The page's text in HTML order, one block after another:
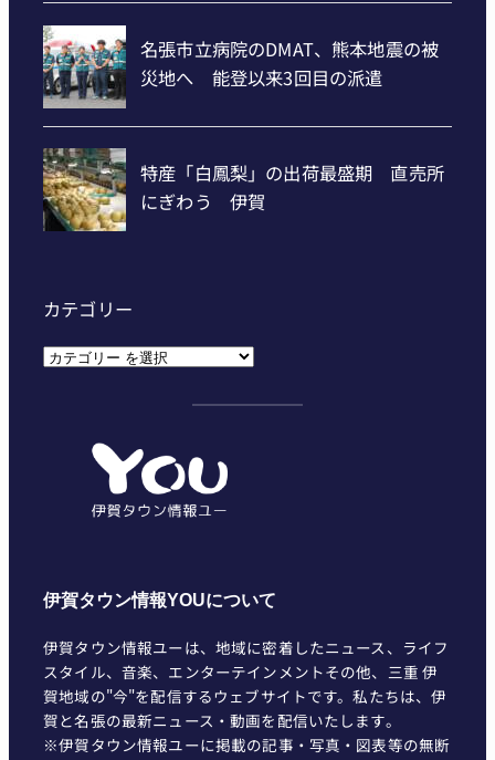
カテゴリー
カ
伊賀タウン情報YOUについて
伊賀タウン情報ユーは、地域に密着したニュース、ライフ
スタイル、音楽、エンターテインメントその他、三重 伊
賀地域の"今"を配信するウェブサイトです。私たちは、伊
賀と名張の最新ニュース・動画を配信いたします。
※伊賀タウン情報ユーに掲載の記事・写真・図表等の無断